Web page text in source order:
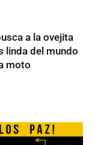
a la ovejita
linda del mundo
moto